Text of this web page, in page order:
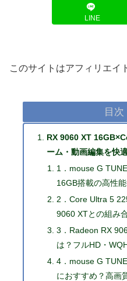
LINE
このサイトはアフィリエイ
目次
RX 9060 XT
ーム・動画編集を快
1．mouse G
16GB搭載の高性
2．Core Ultra 5
9060 XTとの組み
3．Radeon RX
は？フルHD・
4．mouse G
におすすめ？高画